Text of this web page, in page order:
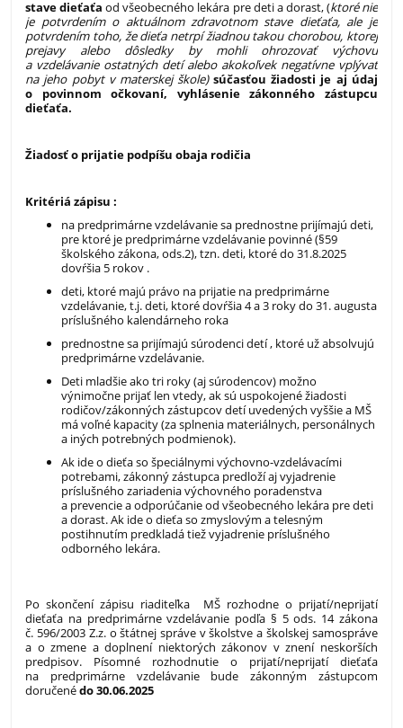
stave dieťaťa od všeobecného lekára pre deti a dorast, (ktoré nie
je potvrdením o aktuálnom zdravotnom stave dieťaťa, ale je
potvrdením toho, že dieťa netrpí žiadnou takou chorobou, ktorej
prejavy alebo dôsledky by mohli ohrozovať výchovu
a vzdelávanie ostatných detí alebo akokoľvek negatívne vplývať
na jeho pobyt v materskej škole)súčasťou žiadosti je aj údaj
o povinnom očkovaní, vyhlásenie zákonného zástupcu
dieťaťa.
Žiadosť o prijatie podpíšu obaja rodičia
Kritériá zápisu :
na predprimárne vzdelávanie sa prednostne prijímajú deti,
pre ktoré je predprimárne vzdelávanie povinné (§59
školského zákona, ods.2), tzn. deti, ktoré do 31.8.2025
dovŕšia 5 rokov .
deti, ktoré majú právo na prijatie na predprimárne
vzdelávanie, t.j. deti, ktoré dovŕšia 4 a 3 roky do 31. augusta
príslušného kalendárneho roka
prednostne sa prijímajú súrodenci detí , ktoré už absolvujú
predprimárne vzdelávanie.
Deti mladšie ako tri roky (aj súrodencov) možno
výnimočne prijať len vtedy, ak sú uspokojené žiadosti
rodičov/zákonných zástupcov detí uvedených vyššie a MŠ
má voľné kapacity (za splnenia materiálnych, personálnych
a iných potrebných podmienok).
Ak ide o dieťa so špeciálnymi výchovno-vzdelávacími
potrebami, zákonný zástupca predloží aj vyjadrenie
príslušného zariadenia výchovného poradenstva
a prevencie a odporúčanie od všeobecného lekára pre deti
a dorast. Ak ide o dieťa so zmyslovým a telesným
postihnutím predkladá tiež vyjadrenie príslušného
odborného lekára.
Po skončení zápisu riaditeľka MŠ rozhodne o prijatí/neprijatí
dieťaťa na predprimárne vzdelávanie podľa § 5 ods. 14 zákona
č. 596/2003 Z.z. o štátnej správe v školstve a školskej samospráve
a o zmene a doplnení niektorých zákonov v znení neskorších
predpisov. Písomné rozhodnutie o prijatí/neprijatí dieťaťa
na predprimárne vzdelávanie bude zákonným zástupcom
doručenédo 30.06.2025